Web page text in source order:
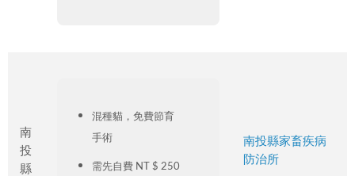
南
投
縣
混種貓，免費節育
手術
需先自費 NT $ 250
南投縣家畜疾病
防治所